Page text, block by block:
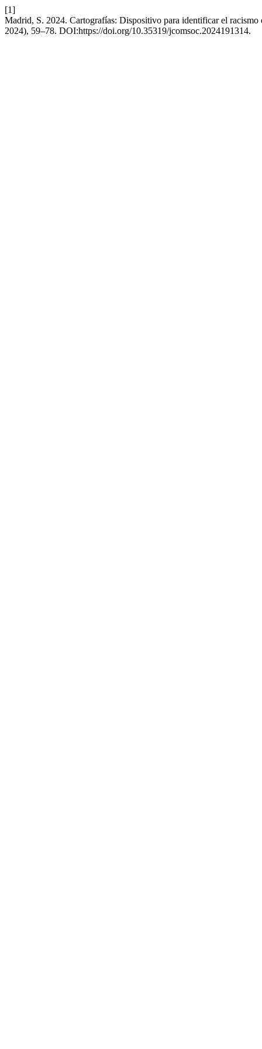
[1]
Madrid, S. 2024. Cartografías: Dispositivo para identificar el
2024), 59–78. DOI:https://doi.org/10.35319/jcomsoc.2024191314.